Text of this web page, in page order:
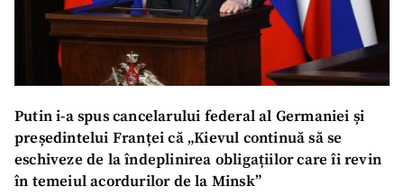
SUSȚINE
Putin i-a spus cancelarului federal al Germaniei și
președintelui Franței că „Kievul continuă să se
eschiveze de la îndeplinirea obligațiilor care îi revin
în temeiul acordurilor de la Minsk”